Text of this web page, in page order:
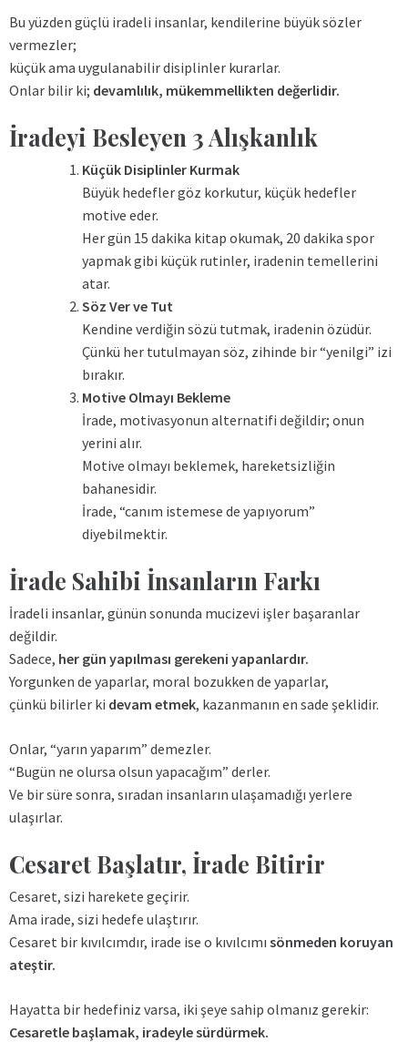
Bu yüzden güçlü iradeli insanlar, kendilerine büyük sözler
vermezler;
küçük ama uygulanabilir disiplinler kurarlar.
Onlar bilir ki; devamlılık, mükemmellikten değerlidir.
İradeyi Besleyen 3 Alışkanlık
Küçük Disiplinler Kurmak
Büyük hedefler göz korkutur, küçük hedefler
motive eder.
Her gün 15 dakika kitap okumak, 20 dakika spor
yapmak gibi küçük rutinler, iradenin temellerini
atar.
Söz Ver ve Tut
Kendine verdiğin sözü tutmak, iradenin özüdür.
Çünkü her tutulmayan söz, zihinde bir “yenilgi” izi
bırakır.
Motive Olmayı Bekleme
İrade, motivasyonun alternatifi değildir; onun
yerini alır.
Motive olmayı beklemek, hareketsizliğin
bahanesidir.
İrade, “canım istemese de yapıyorum”
diyebilmektir.
İrade Sahibi İnsanların Farkı
İradeli insanlar, günün sonunda mucizevi işler başaranlar
değildir.
Sadece, her gün yapılması gerekeni yapanlardır.
Yorgunken de yaparlar, moral bozukken de yaparlar,
çünkü bilirler ki devam etmek, kazanmanın en sade şeklidir.
Onlar, “yarın yaparım” demezler.
“Bugün ne olursa olsun yapacağım” derler.
Ve bir süre sonra, sıradan insanların ulaşamadığı yerlere
ulaşırlar.
Cesaret Başlatır, İrade Bitirir
Cesaret, sizi harekete geçirir.
Ama irade, sizi hedefe ulaştırır.
Cesaret bir kıvılcımdır, irade ise o kıvılcımı sönmeden koruyan
ateştir.
Hayatta bir hedefiniz varsa, iki şeye sahip olmanız gerekir:
Cesaretle başlamak, iradeyle sürdürmek.